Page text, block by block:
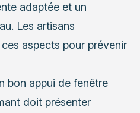
adaptée et un
Les artisans
aspects pour prévenir
bon appui de fenêtre
doit présenter